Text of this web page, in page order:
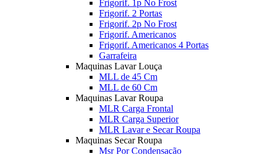
Frigorif. 1p No Frost
Frigorif. 2 Portas
Frigorif. 2p No Frost
Frigorif. Americanos
Frigorif. Americanos 4 Portas
Garrafeira
Maquinas Lavar Louça
MLL de 45 Cm
MLL de 60 Cm
Maquinas Lavar Roupa
MLR Carga Frontal
MLR Carga Superior
MLR Lavar e Secar Roupa
Maquinas Secar Roupa
Msr Por Condensação